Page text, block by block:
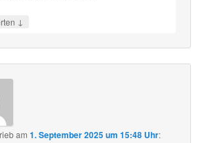
↓
am1. September 2025 um 15:48 Uhr: